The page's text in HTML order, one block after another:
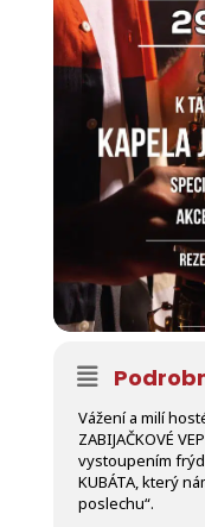
Vážení a milí
ZABIJAČKOVÉ
vystoupením
KUBÁTA, který
poslechu“.